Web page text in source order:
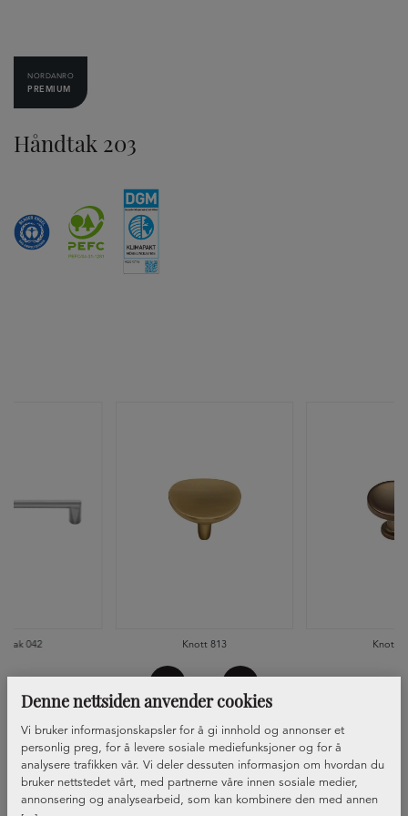
Denne nettsiden anvender cookies
Vi bruker informasjonskapsler for å gi innhold og annonser et
personlig preg, for å levere sosiale mediefunksjoner og for å
analysere trafikken vår. Vi deler dessuten informasjon om hvordan du
bruker nettstedet vårt, med partnerne våre innen sosiale medier,
annonsering og analysearbeid, som kan kombinere den med annen
Håndtak 203
NORDANRO
PREMIUM
042 Knott 813 Knott